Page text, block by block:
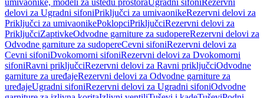
umivaonike, modeli za uštedu prostoraUgradni sifoniRezervni
delovi za Ugradni sifoniPriključci za umivaonikeRezervni delovi za
Priključci za umivaonikePoklopciPriključciRezervni delovi za
PriključciZaptivkeOdvodne garniture za sudopereRezervni delovi za
Odvodne garniture za sudopereCevni sifoniRezervni delovi za
Cevni sifoniDvokomorni sifoniRezervni delovi za Dvokomorni
sifoniRavni priključciRezervni delovi za Ravni priključciOdvodne
garniture za uređajeRezervni delovi za Odvodne garniture za
uređajeUgradni sifoniRezervni delovi za Ugradni sifoniOdvodne